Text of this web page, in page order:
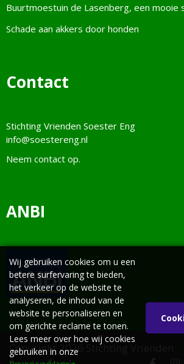
Buurtmoestuin de Lasenberg, een mooie
Schade aan akkers door honden
Contact
Stichting Vrienden Soester Eng
info@soestereng.nl
Neem contact op.
ANBI
Copyright 2026 Stichting Vrienden
Wij gebruiken cookies om u een
betere surfervaring te bieden,
het verkeer op de website te
analyseren, de inhoud van de
website te personaliseren en
om gerichte reclame te tonen.
Lees meer over hoe wij cookies
gebruiken in onze